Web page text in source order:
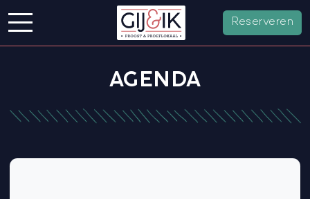
Reserveren
AGENDA